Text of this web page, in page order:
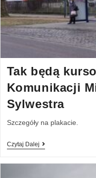
Tak będą
Komunikacji
Sylwestra
Szczegóły na plakacie.
Czytaj Dalej